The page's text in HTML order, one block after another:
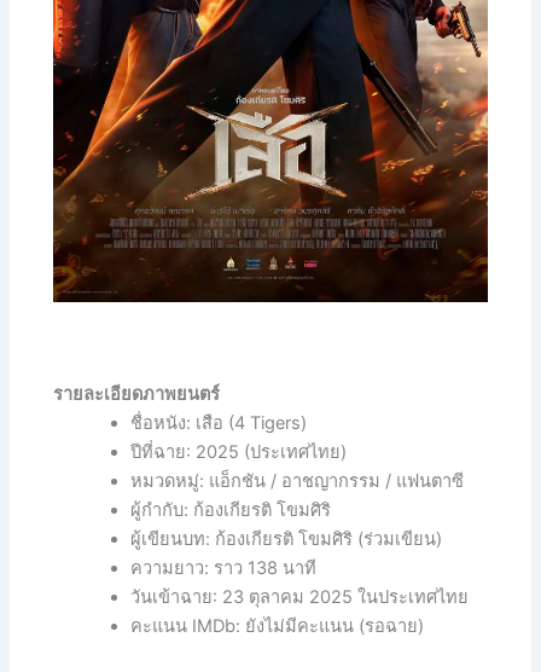
รายละเอียดภาพยนตร์
ชื่อหนัง: เสือ (4 Tigers)
ปีที่ฉาย: 2025 (ประเทศไทย)
หมวดหมู่: แอ็กชัน / อาชญากรรม / แฟนตาซี
ผู้กำกับ: ก้องเกียรติ โขมศิริ
ผู้เขียนบท: ก้องเกียรติ โขมศิริ (ร่วมเขียน)
ความยาว: ราว 138 นาที
วันเข้าฉาย: 23 ตุลาคม 2025 ในประเทศไทย
คะแนน IMDb: ยังไม่มีคะแนน (รอฉาย)